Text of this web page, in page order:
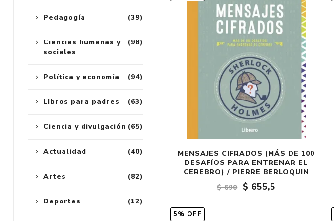
MENSAJES CIFRADOS (MÁS DE 100
DESAFÍOS PARA ENTRENAR EL
CEREBRO) / PIERRE BERLOQUIN
$ 690
$ 655,5
5% OFF
(39)
Pedagogía
(98)
Ciencias humanas y
sociales
(94)
Política y economía
(63)
Libros para padres
(65)
Ciencia y divulgación
(40)
Actualidad
(82)
Artes
(12)
Deportes